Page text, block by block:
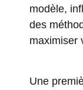
modèle,
des
maximiser
Une